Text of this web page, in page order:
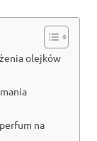
olejków
na